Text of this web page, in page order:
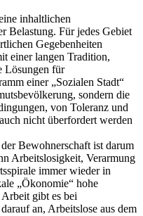
inhaltlichen
Belastung. Für jedes Gebiet
Gegebenheiten
einer langen Tradition,
Lösungen für
einer „Sozialen Stadt“
sondern die
von Toleranz und
nicht überfordert werden
Bewohnerschaft ist darum
Arbeitslosigkeit, Verarmung
immer wieder in
„Ökonomie“ hohe
gibt es bei
an, Arbeitslose aus dem